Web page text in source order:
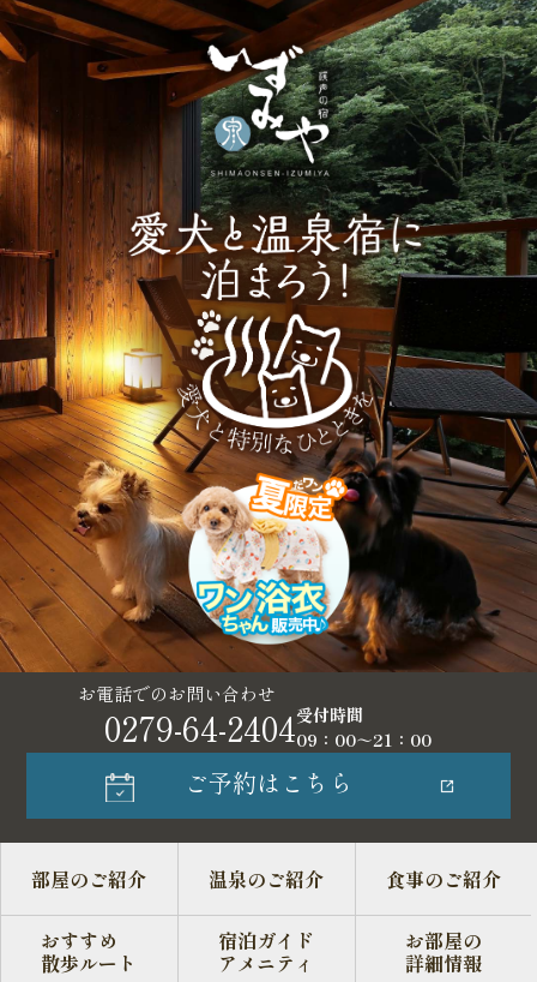
ご予約はこちら
お電話でのお問い合わせ
0279-64-2404受付時間
09：00～21：00
部屋のご紹介 温泉のご紹介 食事のご紹介
おすすめ
散歩ルート
宿泊ガイド
アメニティ
お部屋の
詳細情報